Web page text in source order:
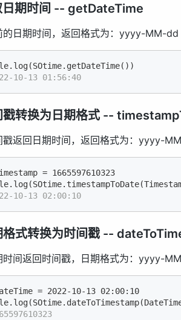
日期时间 -- getDateTime
的日期时间，返回格式为：yyyy-MM-dd
log
10-13 01:56:40
戳转换为日期格式 --
戳返回日期时间，返回格式为：yyyy-
= 1665597610323
10-13 02:00:10
格式转换为时间戳 --
时间返回时间戳，日期格式为：yyyy-
= 2022-10-13 02 : 00: 10